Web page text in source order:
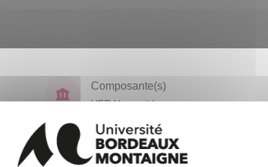
Composante(s)
UFR Humanités